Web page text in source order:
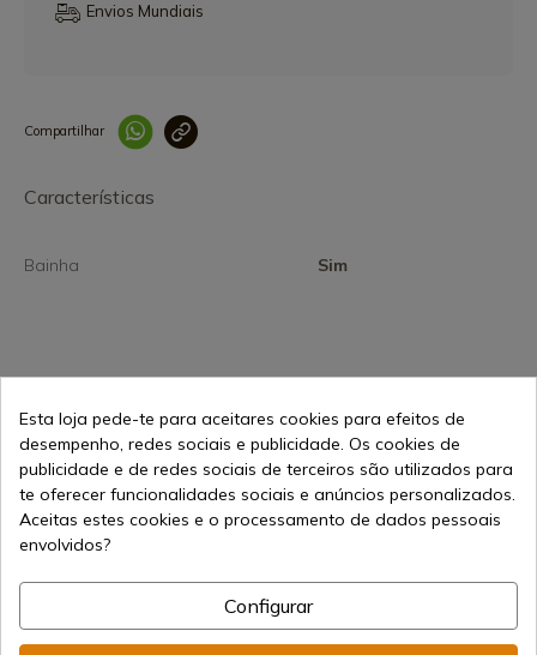
Envios Mundiais
Compartilhar
Características
Bainha Sim
94,99 € Adicionar ao carrinho
Vendendo online desde 1998
Seguros
Esta loja pede-te para aceitares cookies para efeitos de
desempenho, redes sociais e publicidade. Os cookies de
publicidade e de redes sociais de terceiros são utilizados para
te oferecer funcionalidades sociais e anúncios personalizados.
Aceitas estes cookies e o processamento de dados pessoais
envolvidos?
Configurar